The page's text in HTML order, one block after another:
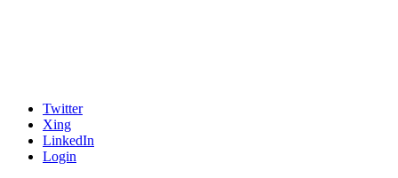
Twitter
Xing
LinkedIn
Login